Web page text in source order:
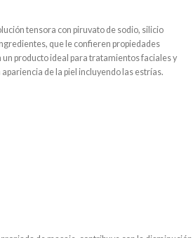
tensora con piruvato de sodio, silicio
que le confieren propiedades
producto ideal para tratamientos faciales y
de la piel incluyendo las estrías.
tratada conserve la elasticidad. Al aplicarse en la
y arrugas causadas por la edad.